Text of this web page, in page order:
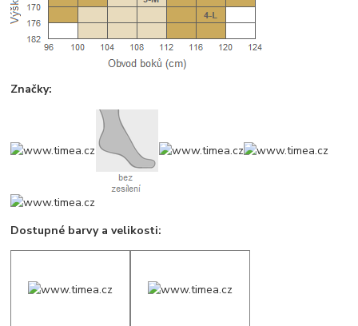
Značky:
Dostupné barvy a velikosti: